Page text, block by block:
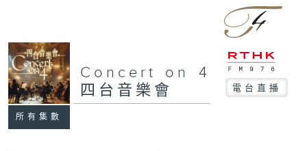
所有集數
Concert on 4
四台音樂會
電台直播